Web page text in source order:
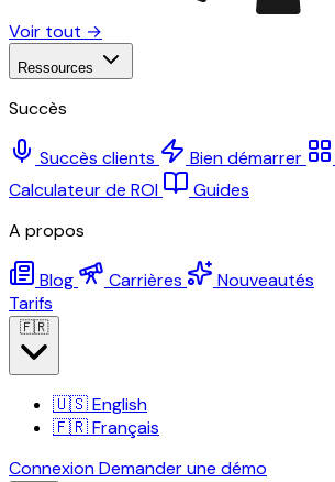
Voir tout →
Ressources
Succès
Succès clients Bien démarrer
Calculateur de ROI
Guides
A propos
Blog Carrières
Nouveautés
Tarifs
🇫🇷
🇺🇸English
🇫🇷Français
ConnexionDemander une démo